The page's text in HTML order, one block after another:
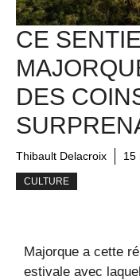
CE
DES
Thibault Delacroix 15
CULTURE
Majorque a cette
estivale avec